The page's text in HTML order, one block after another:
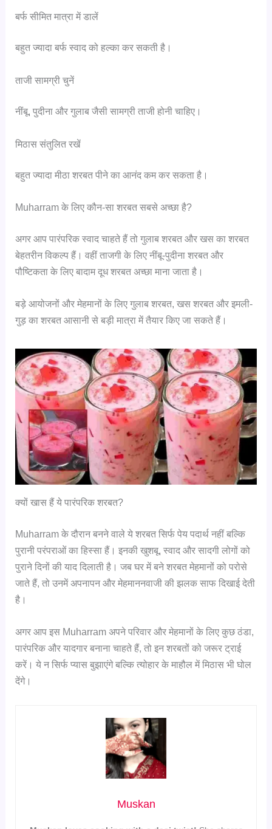
बर्फ सीमित मात्रा में डालें
बहुत ज्यादा बर्फ स्वाद को हल्का कर सकती है।
ताजी सामग्री चुनें
नींबू, पुदीना और गुलाब जैसी सामग्री ताजी होनी चाहिए।
मिठास संतुलित रखें
बहुत ज्यादा मीठा शरबत पीने का आनंद कम कर सकता है।
Muharram के लिए कौन-सा शरबत सबसे अच्छा है?
अगर आप पारंपरिक स्वाद चाहते हैं तो गुलाब शरबत और खस का शरबत
बेहतरीन विकल्प हैं। वहीं ताजगी के लिए नींबू-पुदीना शरबत और
पौष्टिकता के लिए बादाम दूध शरबत अच्छा माना जाता है।
बड़े आयोजनों और मेहमानों के लिए गुलाब शरबत, खस शरबत और इमली-
गुड़ का शरबत आसानी से बड़ी मात्रा में तैयार किए जा सकते हैं।
क्यों खास हैं ये पारंपरिक शरबत?
Muharram के दौरान बनने वाले ये शरबत सिर्फ पेय पदार्थ नहीं बल्कि
पुरानी परंपराओं का हिस्सा हैं। इनकी खुशबू, स्वाद और सादगी लोगों को
पुराने दिनों की याद दिलाती है। जब घर में बने शरबत मेहमानों को परोसे
जाते हैं, तो उनमें अपनापन और मेहमाननवाजी की झलक साफ दिखाई देती
है।
अगर आप इस Muharram अपने परिवार और मेहमानों के लिए कुछ ठंडा,
पारंपरिक और यादगार बनाना चाहते हैं, तो इन शरबतों को जरूर ट्राई
करें। ये न सिर्फ प्यास बुझाएंगे बल्कि त्योहार के माहौल में मिठास भी घोल
देंगे।
Muskan